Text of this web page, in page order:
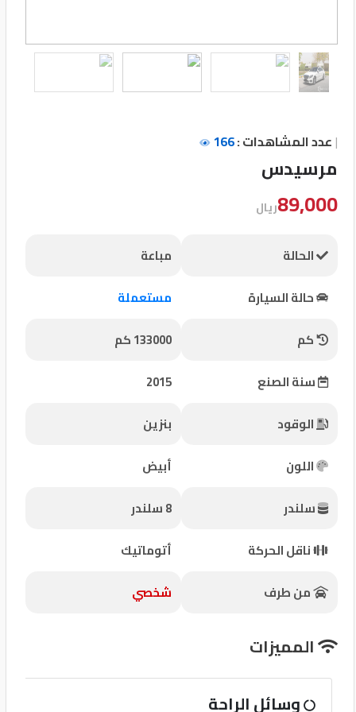
الدخول
English
مستثمري
السيارات
مطلوب
شركات
مميزة
إتصل
بنا
المنتدى
كيو
نمبر
كيو
كارز
| عدد المشاهدات :166
مرسيدس
89,000ريال
الحالة
مباعة
حالة السيارة
مستعملة
كم
133000 كم
سنة الصنع
2015
الوقود
بنزين
اللون
أبيض
سلندر
8 سلندر
ناقل الحركة
أتوماتيك
من طرف
شخصي
المميزات
وسائل الراحة